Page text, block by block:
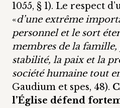
1055, § 1). Le respect
«d’une extrême
personnel et le sort
membres de la
stabilité, la paix et la
société humaine tout
Gaudium et spes, 48).
l’Église défend